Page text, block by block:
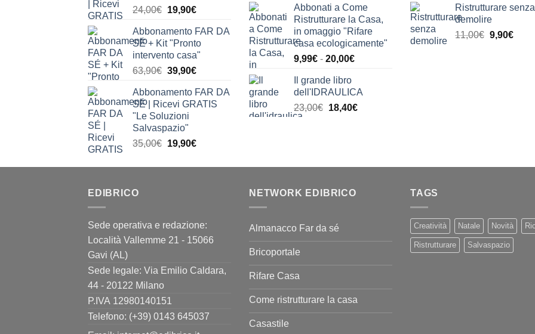
24,00€ Il
originale
era:
24,00€.
19,90€Il
attuale
è:
19,90€.
Abbonamento FAR DA
SÉ + Kit "Pronto
intervento casa"
63,90€ Il
originale
era:
63,90€.
39,90€Il
attuale
è:
Abbonamento FAR DA
SÉ | Ricevi GRATIS
"Le Soluzioni
Salvaspazio"
35,00€ Il
originale
19,90€Il
attuale
originale
era:
24,00€.
attuale
è:
20,00€.
Abbonati a Come
Ristrutturare la Casa,
in omaggio "Rifare
casa ecologicamente"
9,99€ - 20,00€Fascia
da
9,99€
Il grande libro
dell'IDRAULICA
23,00€ Il
18,40€Il
originale
era:
24,00€.
Ristrutturare senza
demolire
11,00€ Il
9,90€Il
EDIBRICO
Sede operativa e redazione:
Località Vallemme 21 - 15066
Gavi (AL)
Sede legale: Via Emilio Caldara,
44 - 20122 Milano
P.IVA 12980140151
Telefono: (+39) 0143 645037
NETWORK EDIBRICO
Almanacco Far da sé
Bricoportale
Rifare Casa
Come ristrutturare la casa
Casastile
TAGS
Creatività Natale Novità
Ristrutturare Salvaspazio